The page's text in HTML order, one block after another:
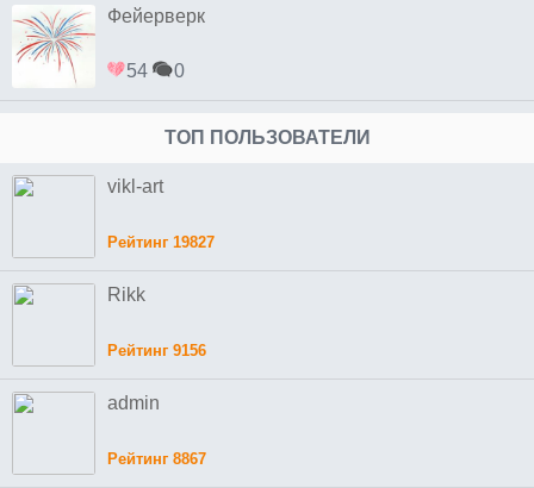
Фейерверк
54 0
ТОП ПОЛЬЗОВАТЕЛИ
vikl-art
Рейтинг 19827
Rikk
Рейтинг 9156
admin
Рейтинг 8867